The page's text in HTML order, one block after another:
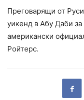
Преговарящи от
уикенд в Абу Даби
американски
Ройтерс.